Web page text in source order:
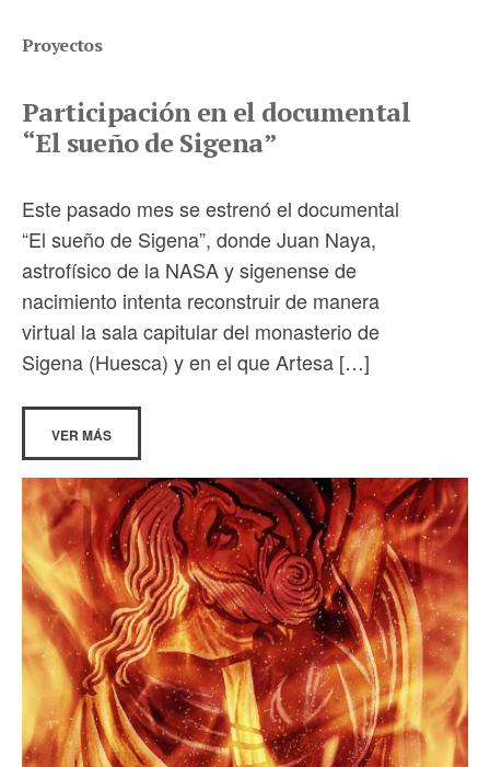
Proyectos
Participación en el documental
“El sueño de Sigena”
Este pasado mes se estrenó el documental
“El sueño de Sigena”, donde Juan Naya,
astrofísico de la NASA y sigenense de
nacimiento intenta reconstruir de manera
virtual la sala capitular del monasterio de
Sigena (Huesca) y en el que Artesa […]
VER MÁS